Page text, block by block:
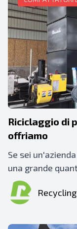
Riciclaggio di
offriamo
Se sei
una grande